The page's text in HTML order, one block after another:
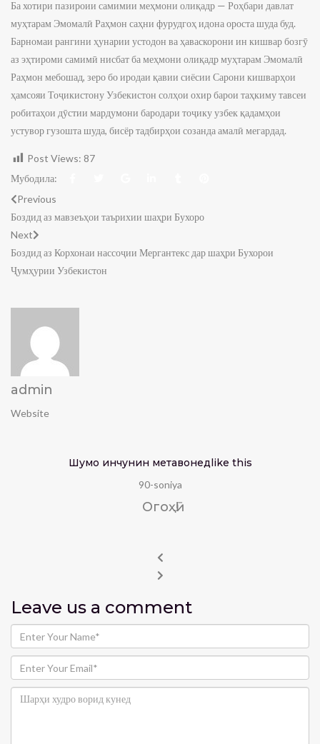
Ба хотири пазироии самимии меҳмони олиқадр — Роҳбари давлат
муҳтарам Эмомалӣ Раҳмон саҳни фурудгоҳ идона ороста шуда буд.
Барномаи рангини ҳунарии устодон ва ҳаваскорони ин кишвар бозгӯ
аз эҳтироми самимӣ нисбат ба меҳмони олиқадр муҳтарам Эмомалӣ
Раҳмон мебошад, зеро бо иродаи қавии сиёсии Сарони кишварҳои
ҳамсояи Тоҷикистону Узбекистон солҳои охир барои таҳкиму тавсеи
робитаҳои дӯстии мардумони бародари тоҷику узбек қадамҳои
устувор гузошта шуда, бисёр тадбирҳои созанда амалӣ мегардад.
Post Views: 87
Мубодила:
Previous
Боздид аз мавзеъҳои таърихии шаҳри Бухоро
Next
Боздид аз Корхонаи нассоҷии Мергантекс дар шаҳри Бухорои
Ҷумҳурии Узбекистон
admin
Website
Шумо инчунин метавонедlike this
90-soniya
Огоҳӣ!
Leave us a comment